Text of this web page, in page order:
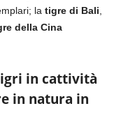
la tigre di Bali
della Cina
in cattività
in natura in